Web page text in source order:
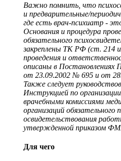
Важно помнить, что
и предварительные/
где есть врач-психиатр -
Основания и процедура
обязательного
закреплены ТК РФ (ст. 214
проведения и
описаны в Постановлениях
от 23.09.2002 № 695 и от
Также следует
Инструкцией по
врачебными комиссиями
организаций обязательного
освидетельствования
утвержденной приказом
Для чего